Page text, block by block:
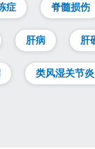
症 脊髓损伤
肝病 肝
类风湿关节炎